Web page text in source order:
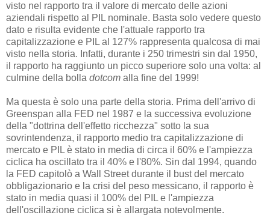
visto nel rapporto tra il valore di mercato delle azioni
aziendali rispetto al PIL nominale. Basta solo vedere questo
dato e risulta evidente che l'attuale rapporto tra
capitalizzazione e PIL al 127% rappresenta qualcosa di mai
visto nella storia. Infatti, durante i 250 trimestri sin dal 1950,
il rapporto ha raggiunto un picco superiore solo una volta: al
culmine della bolla dotcom alla fine del 1999!
Ma questa è solo una parte della storia. Prima dell'arrivo di
Greenspan alla FED nel 1987 e la successiva evoluzione
della "dottrina dell'effetto ricchezza" sotto la sua
sovrintendenza, il rapporto medio tra capitalizzazione di
mercato e PIL è stato in media di circa il 60% e l'ampiezza
ciclica ha oscillato tra il 40% e l'80%. Sin dal 1994, quando
la FED capitolò a Wall Street durante il bust del mercato
obbligazionario e la crisi del peso messicano, il rapporto è
stato in media quasi il 100% del PIL e l'ampiezza
dell'oscillazione ciclica si è allargata notevolmente.